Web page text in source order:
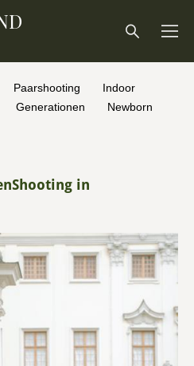
Paarshooting
Indoor
Generationen Newborn
in